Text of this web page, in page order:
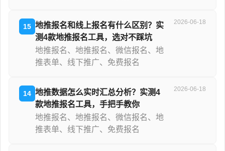
15 地推报名和线上报名有什么区别？实
测4款地推报名工具，选对不踩坑
地推报名、地推报名、微信报名、地
推表单、线下推广、免费报名
2026-06-18
14 地推数据怎么实时汇总分析？实测4
款地推报名工具，手把手教你
地推报名、地推报名、微信报名、地
推表单、线下推广、免费报名
2026-06-18